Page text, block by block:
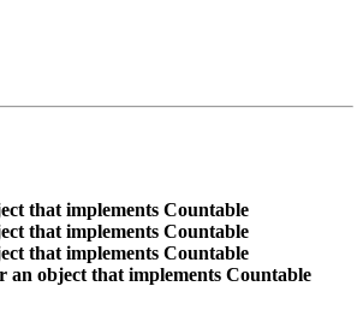
that implements Countable
that implements Countable
that implements Countable
an object that implements Countable